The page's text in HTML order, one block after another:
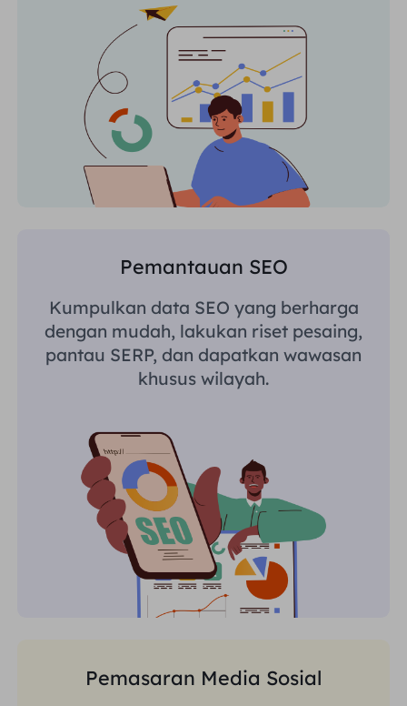
Pemantauan SEO
Kumpulkan data SEO yang berharga
dengan mudah, lakukan riset pesaing,
pantau SERP, dan dapatkan wawasan
khusus wilayah.
Pemasaran Media Sosial